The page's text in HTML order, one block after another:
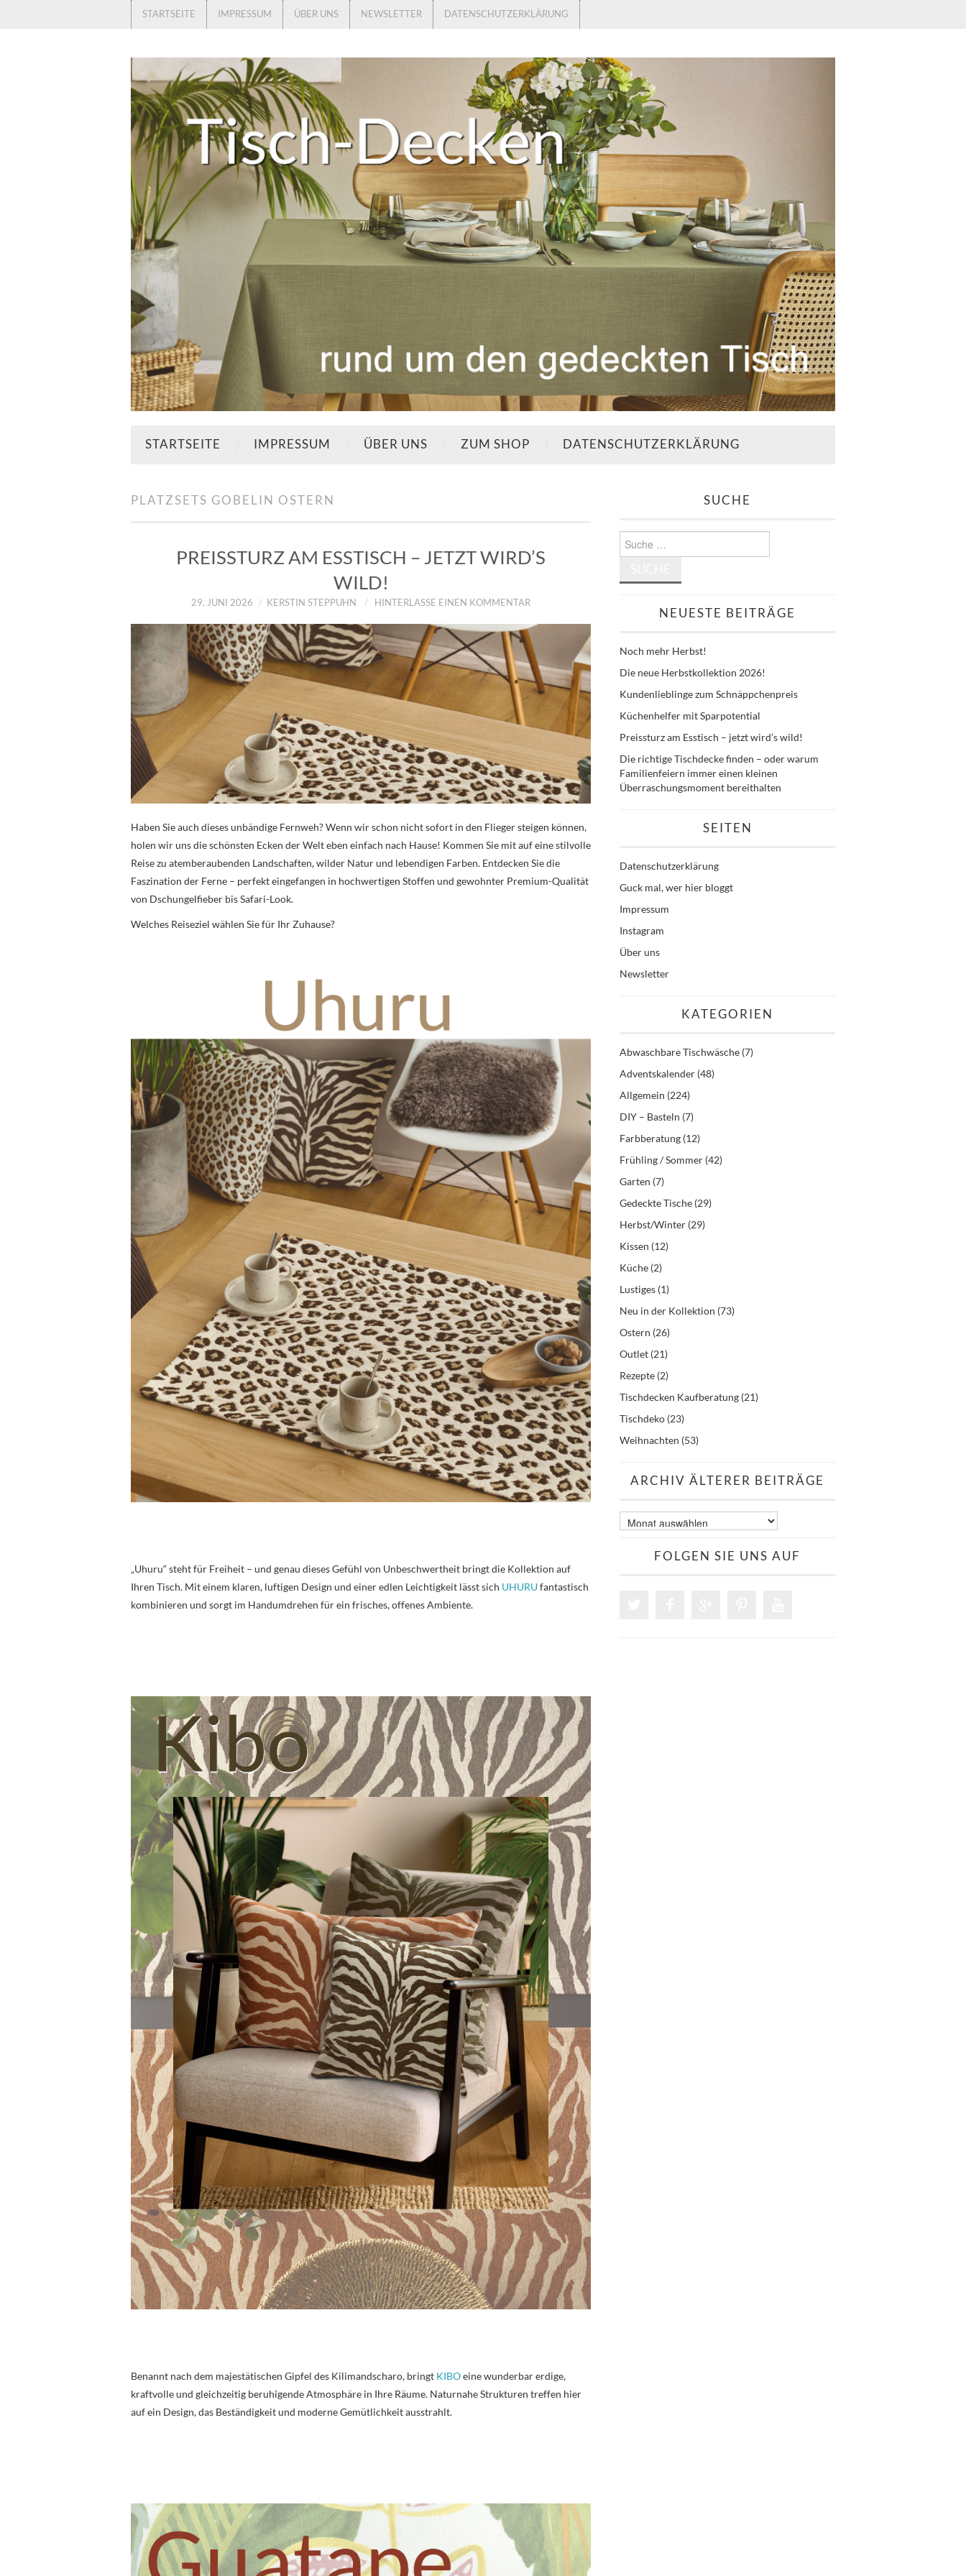
STARTSEITE IMPRESSUM ÜBER UNS NEWSLETTER DATENSCHUTZERKLÄRUNG
STARTSEITE IMPRESSUM ÜBER UNS ZUM SHOP DATENSCHUTZERKLÄRUNG
PLATZSETS GOBELIN OSTERN
PREISSTURZ AM ESSTISCH – JETZT WIRD’S
WILD!
29. JUNI 2026 KERSTIN STEPPUHN HINTERLASSE EINEN KOMMENTAR
Haben Sie auch dieses unbändige Fernweh? Wenn wir schon nicht sofort in den Flieger steigen können,
holen wir uns die schönsten Ecken der Welt eben einfach nach Hause! Kommen Sie mit auf eine stilvolle
Reise zu atemberaubenden Landschaften, wilder Natur und lebendigen Farben. Entdecken Sie die
Faszination der Ferne – perfekt eingefangen in hochwertigen Stoffen und gewohnter Premium-Qualität
von Dschungelfieber bis Safari-Look.
Welches Reiseziel wählen Sie für Ihr Zuhause?
„Uhuru“ steht für Freiheit – und genau dieses Gefühl von Unbeschwertheit bringt die Kollektion auf
Ihren Tisch. Mit einem klaren, luftigen Design und einer edlen Leichtigkeit lässt sich UHURUfantastisch
kombinieren und sorgt im Handumdrehen für ein frisches, offenes Ambiente.
Benannt nach dem majestätischen Gipfel des Kilimandscharo, bringt KIBOeine wunderbar erdige,
kraftvolle und gleichzeitig beruhigende Atmosphäre in Ihre Räume. Naturnahe Strukturen treffen hier
auf ein Design, das Beständigkeit und moderne Gemütlichkeit ausstrahlt.
SUCHE
Suche
nach:
NEUESTE BEITRÄGE
Noch mehr Herbst!
Die neue Herbstkollektion 2026!
Kundenlieblinge zum Schnäppchenpreis
Küchenhelfer mit Sparpotential
Preissturz am Esstisch – jetzt wird’s wild!
Die richtige Tischdecke finden – oder warum
Familienfeiern immer einen kleinen
Überraschungsmoment bereithalten
SEITEN
Datenschutzerklärung
Guck mal, wer hier bloggt
Impressum
Instagram
Über uns
Newsletter
KATEGORIEN
Abwaschbare Tischwäsche (7)
Adventskalender (48)
Allgemein (224)
DIY – Basteln (7)
Farbberatung (12)
Frühling / Sommer (42)
Garten (7)
Gedeckte Tische (29)
Herbst/Winter (29)
Kissen (12)
Küche (2)
Lustiges (1)
Neu in der Kollektion (73)
Ostern (26)
Outlet (21)
Rezepte (2)
Tischdecken Kaufberatung (21)
Tischdeko (23)
Weihnachten (53)
ARCHIV ÄLTERER BEITRÄGE
Archiv
älterer
FOLGEN SIE UNS AUF